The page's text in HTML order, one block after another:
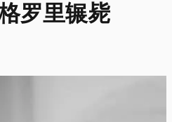
罗里辗毙